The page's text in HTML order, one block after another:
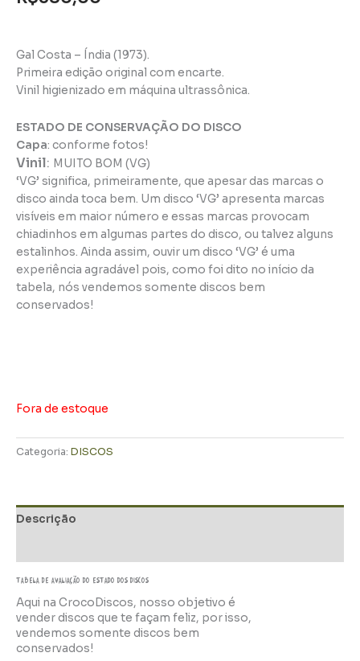
Gal Costa – Índia (1973).
Primeira edição original com encarte.
Vinil higienizado em máquina ultrassônica.
ESTADO DE CONSERVAÇÃO DO DISCO
Capa: conforme fotos!
Vinil: MUITO BOM (VG)
‘VG’ significa, primeiramente, que apesar das marcas o
disco ainda toca bem. Um disco ‘VG’ apresenta marcas
visíveis em maior número e essas marcas provocam
chiadinhos em algumas partes do disco, ou talvez alguns
estalinhos. Ainda assim, ouvir um disco ‘VG’ é uma
experiência agradável pois, como foi dito no início da
tabela, nós vendemos somente discos bem
conservados!
Fora de estoque
Categoria: DISCOS
Descrição
TABELA DE AVALIAÇÃo do estado dos discos
Aqui na CrocoDiscos, nosso objetivo é
vender discos que te façam feliz, por isso,
vendemos somente discos bem
conservados!